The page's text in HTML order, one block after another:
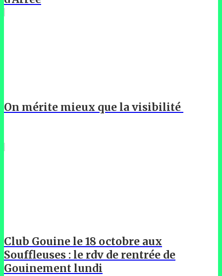
On mérite mieux que la visibilité
Club Gouine le 18 octobre aux
Souffleuses : le rdv de rentrée de
Gouinement lundi